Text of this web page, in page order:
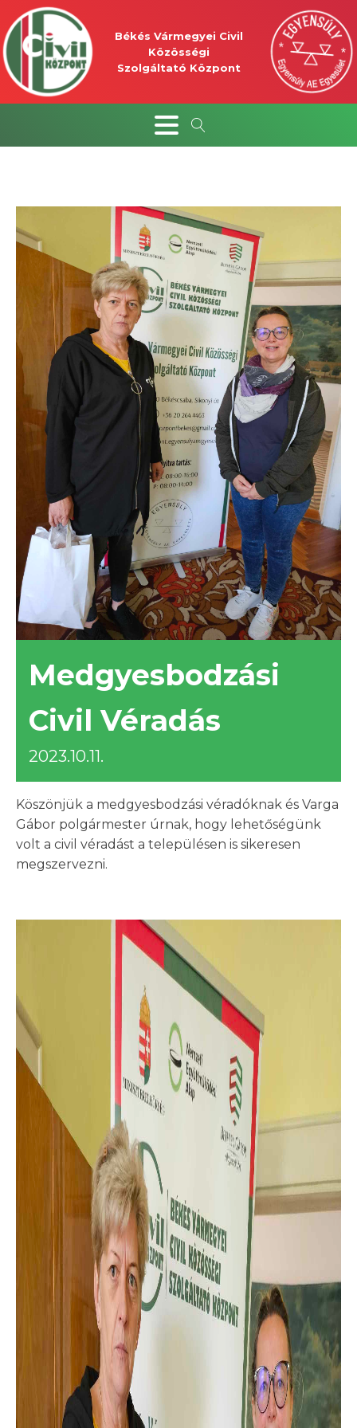
Békés Vármegyei Civil
Közösségi
Szolgáltató Központ
Medgyesbodzási
Civil Véradás
2023.10.11.
Köszönjük a medgyesbodzási véradóknak és Varga
Gábor polgármester úrnak, hogy lehetőségünk
volt a civil véradást a településen is sikeresen
megszervezni.